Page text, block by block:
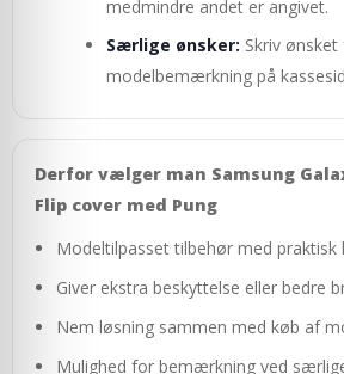
medmindre andet er angivet.
Særlige ønsker: Skriv
modelbemærkning på
Derfor vælger man Samsung
Flip cover med Pung
Modeltilpasset tilbehør med praktisk
Giver ekstra beskyttelse eller bedre
Nem løsning sammen med køb af
Mulighed for bemærkning ved